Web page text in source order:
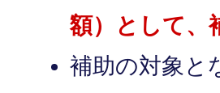
額）として、
補助の対象と